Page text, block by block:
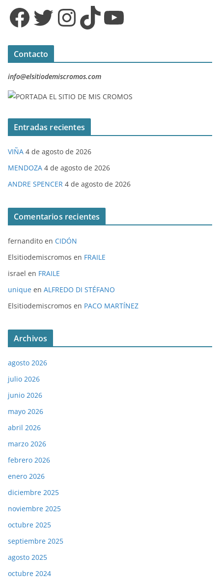
Facebook Twitter InstagramTikTok YouTube
Contacto
info@elsitiodemiscromos.com
Entradas recientes
VIÑA 4 de agosto de 2026
MENDOZA 4 de agosto de 2026
ANDRE SPENCER 4 de agosto de 2026
Comentarios recientes
fernandito en CIDÓN
Elsitiodemiscromos en FRAILE
israel en FRAILE
unique en ALFREDO DI STÉFANO
Elsitiodemiscromos en PACO MARTÍNEZ
Archivos
agosto 2026
julio 2026
junio 2026
mayo 2026
abril 2026
marzo 2026
febrero 2026
enero 2026
diciembre 2025
noviembre 2025
octubre 2025
septiembre 2025
agosto 2025
octubre 2024